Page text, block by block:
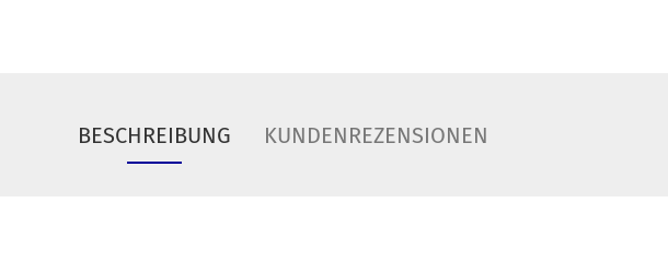
BESCHREIBUNG KUNDENREZENSIONEN